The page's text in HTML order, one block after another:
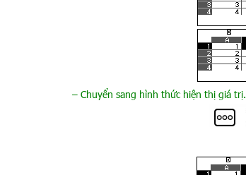
– Chuyển sang hình thức hiện thị giá trị.